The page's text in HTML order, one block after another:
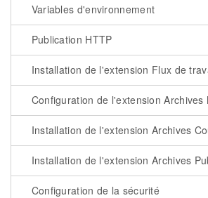
Variables d'environnement
Publication HTTP
Installation de l'extension Flux de
Configuration de l'extension Archives
Installation de l'extension Archives
Installation de l'extension Archives
Configuration de la sécurité